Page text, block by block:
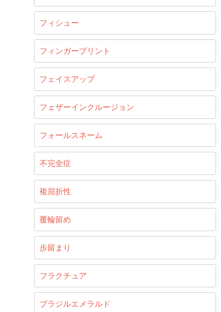
フィシュー
フィンガープリント
フェイスアップ
フェザーインクルージョン
フォールスネーム
不完全症
複屈折性
覆輪留め
歩留まり
フラクチュア
ブラジルエメラルド